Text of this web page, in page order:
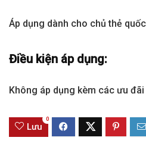
Áp dụng dành cho chủ thẻ
Điều kiện áp dụng:
Không áp dụng kèm các ưu
Lưu
0